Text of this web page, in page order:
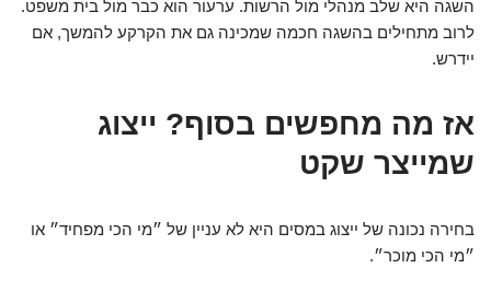
השגה היא שלב מנהלי מול הרשות. ערעור הוא כבר מול בית משפט.
לרוב מתחילים בהשגה חכמה שמכינה גם את הקרקע להמשך, אם
יידרש.
אז מה מחפשים בסוף? ייצוג
שמייצר שקט
בחירה נכונה של ייצוג במסים היא לא עניין של ״מי הכי מפחיד״ או
״מי הכי מוכר״.